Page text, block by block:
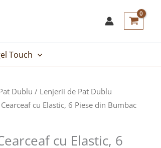
Touch
Dublu / Lenjerii de Pat Dublu
cu Elastic, 6 Piese din Bumbac
cu Elastic, 6